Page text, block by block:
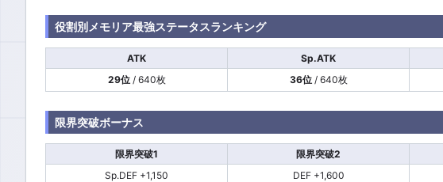
役割別メモリア最強ステータスランキング
ATK Sp.ATK
29位/ 640枚 36位/ 640枚
限界突破ボーナス
限界突破1 限界突破2
Sp.DEF +1,150
DEF +1,600